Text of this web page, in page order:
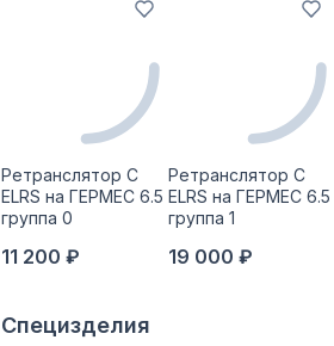
Ретранслятор С
ELRS на ГЕРМЕС 6.5
группа 0
11 200 ₽
Ретранслятор С
ELRS на ГЕРМЕС 6.5
группа 1
19 000 ₽
Специзделия